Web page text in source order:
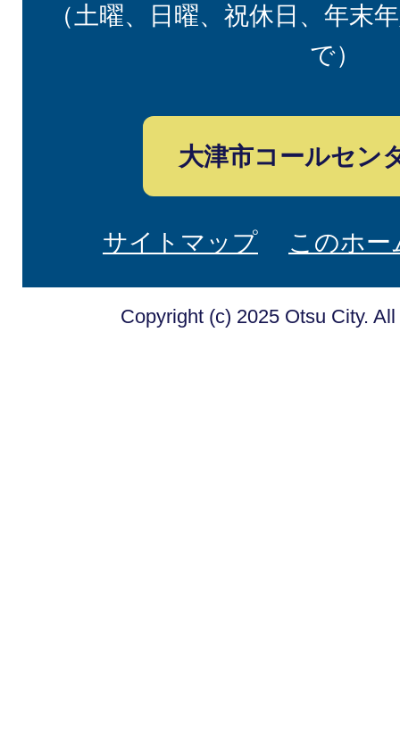
（土曜、日曜、祝休日、年末
で）
大津市コールセン
サイトマップ このホ
Copyright (c) 2025 Otsu City.